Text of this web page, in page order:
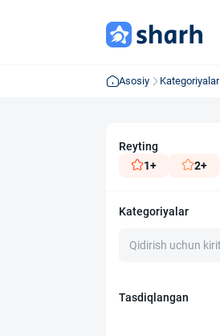
Asosiy Kategoriyalar
Reyting
1+
2+
Kategoriyalar
Tasdiqlangan